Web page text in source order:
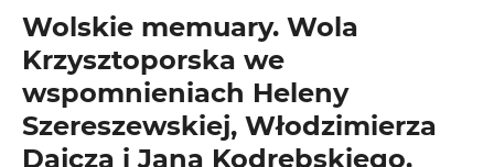
Wolskie memuary. Wola
Krzysztoporska we
wspomnieniach Heleny
Szereszewskiej, Włodzimierza
Dajcza i Jana Kodrębskiego.